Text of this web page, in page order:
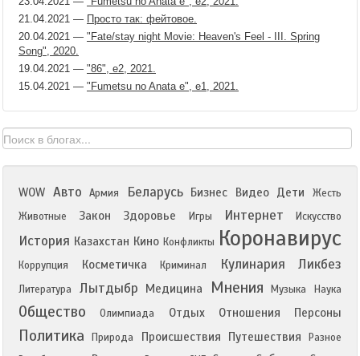
21.04.2021 — Просто так: фейтовое.
20.04.2021 — "Fate/stay night Movie: Heaven's Feel - III. Spring
Song", 2020.
19.04.2021 — "86", е2, 2021.
15.04.2021 — "Fumetsu no Anata e", е1, 2021.
WOW Авто Армия Беларусь Бизнес Видео Дети
Жесть
Животные
Закон Здоровье Игры Интернет Искусство
История Казахстан Кино Конфликты Коронавирус
Коррупция Косметичка Криминал Кулинария Ликбез
Литература Лытдыбр Медицина Мнения Музыка Наука
Общество Олимпиада Отдых Отношения Персоны
Политика Природа Происшествия Путешествия
Разное